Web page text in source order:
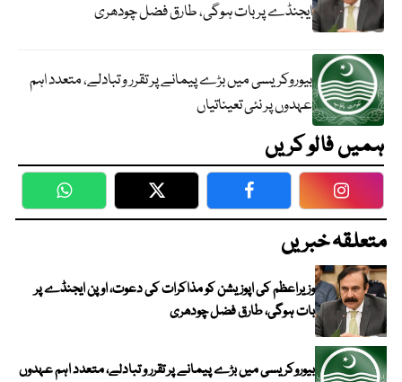
ایجنڈے پر بات ہوگی، طارق فضل چودھری
بیوروکریسی میں بڑے پیمانے پر تقرر و تبادلے، متعدد اہم
عہدوں پر نئی تعیناتیاں
ہمیں فالو کریں
WhatsApp Twitter Facebook
متعلقہ خبریں
وزیراعظم کی اپوزیشن کو مذاکرات کی دعوت، اوپن ایجنڈے پر
بات ہوگی، طارق فضل چودھری
بیوروکریسی میں بڑے پیمانے پر تقرر و تبادلے، متعدد اہم عہدوں